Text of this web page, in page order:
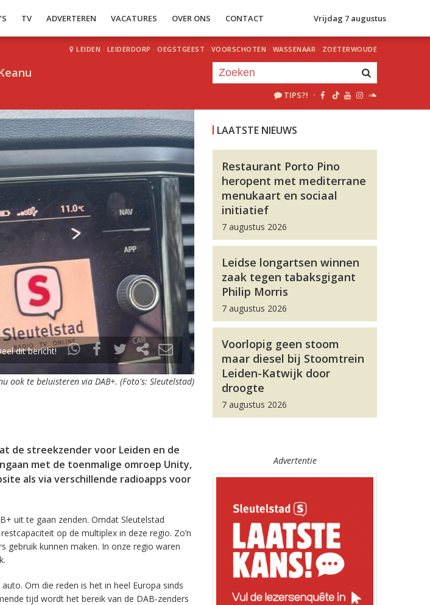
TV ADVERTEREN VACATURES OVER ONS CONTACT Vrijdag 7 augustus
LEIDEN · LEIDERDORP · OEGSTGEEST · VOORSCHOTEN · WASSENAAR · ZOETERWOUDE
TIPS?! ·
dit bericht!
ook te beluisteren via DAB+. (Foto's: Sleutelstad)
de streekzender voor Leiden en de
met de toenmalige omroep Unity,
als via verschillende radioapps voor
uit te gaan zenden. Omdat Sleutelstad
op de multiplex in deze regio. Zo’n
gebruik kunnen maken. In onze regio waren
Om die reden is het in heel Europa sinds
tijd wordt het bereik van de DAB-zenders
LAATSTE NIEUWS
Restaurant Porto Pino
heropent met mediterrane
menukaart en sociaal
initiatief
7 augustus 2026
Leidse longartsen winnen
zaak tegen tabaksgigant
Philip Morris
7 augustus 2026
Voorlopig geen stoom
maar diesel bij Stoomtrein
Leiden-Katwijk door
droogte
7 augustus 2026
Advertentie